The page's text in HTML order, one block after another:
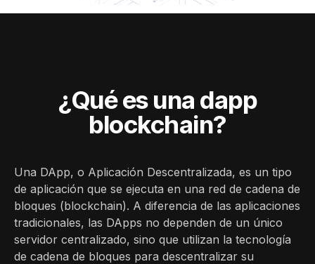
¿Qué es una dapp
blockchain?
Una DApp, o Aplicación Descentralizada, es un tipo
de aplicación que se ejecuta en una red de cadena de
bloques (blockchain). A diferencia de las aplicaciones
tradicionales, las DApps no dependen de un único
servidor centralizado, sino que utilizan la tecnología
de cadena de bloques para descentralizar su